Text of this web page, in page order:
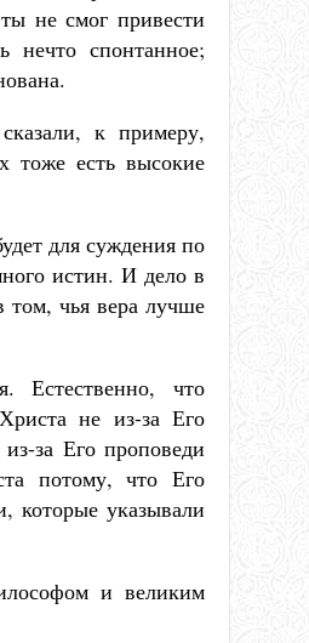
не смог привести
нечто спонтанное;
к примеру,
тоже есть высокие
для суждения по
истин. И дело в
том, чья вера лучше
Естественно, что
не из-за Его
за Его проповеди
потому, что Его
которые указывали
и великим